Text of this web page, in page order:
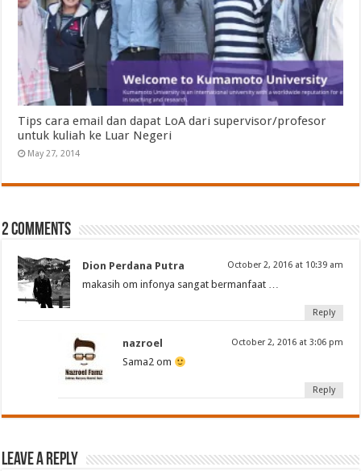
Tips cara email dan dapat LoA dari supervisor/profesor
untuk kuliah ke Luar Negeri
May 27, 2014
2 comments
Dion Perdana Putra October 2, 2016 at 10:39 am
makasih om infonya sangat bermanfaat …
Reply
nazroel October 2, 2016 at 3:06 pm
Sama2 om
Reply
Leave a Reply